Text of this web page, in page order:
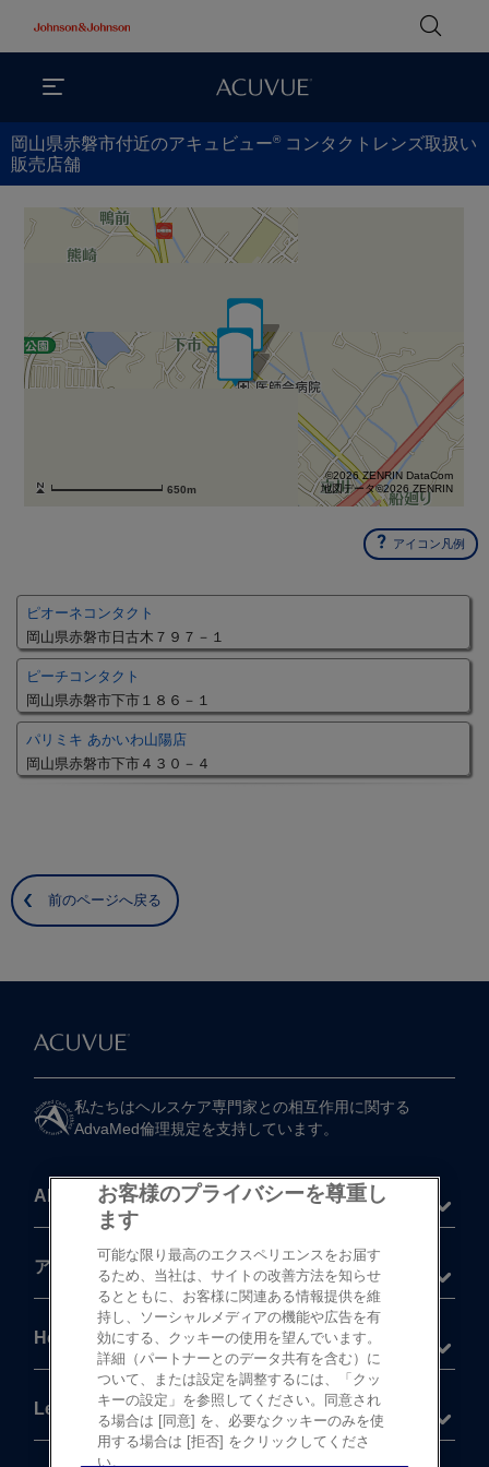
岡山県赤磐市付近のアキュビュー® コンタクトレンズ取扱い
販売店舗
650m
©2026 ZENRIN DataCom
地図データ©2026 ZENRIN
アイコン凡例
ピオーネコンタクト
岡山県赤磐市日古木７９７－１
ピーチコンタクト
岡山県赤磐市下市１８６－１
パリミキ あかいわ山陽店
岡山県赤磐市下市４３０－４
前のページへ戻る
私たちは​ヘルスケア専門家との​相互作用に​関する​
AdvaMed倫理規定を​支持しています。
About
アキュビュー®製品
Help
Legal
お客様のプライバシーを尊重し
ます
可能な限り最高のエクスペリエンスをお届す
るため、当社は、サイトの改善方法を知らせ
るとともに、お客様に関連ある情報提供を維
持し、ソーシャルメディアの機能や広告を有
効にする、クッキーの使用を望んでいます。
詳細（パートナーとのデータ共有を含む）に
ついて、または設定を調整するには、「クッ
キーの設定」を参照してください。同意され
る場合は [同意] を、必要なクッキーのみを使
用する場合は [拒否] をクリックしてくださ
い。